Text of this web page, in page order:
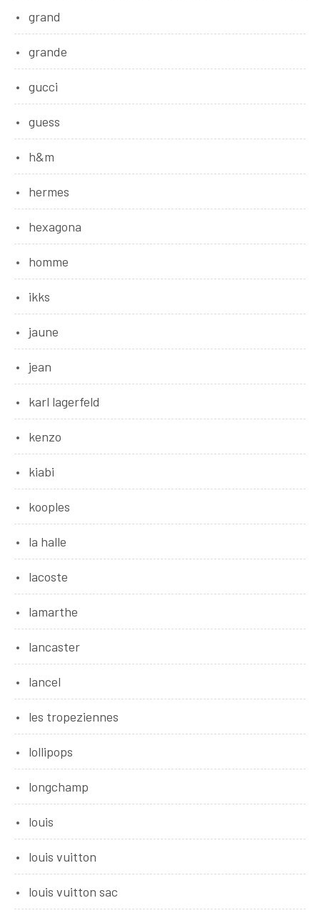
grand
grande
gucci
guess
h&m
hermes
hexagona
homme
ikks
jaune
jean
karl lagerfeld
kenzo
kiabi
kooples
la halle
lacoste
lamarthe
lancaster
lancel
les tropeziennes
lollipops
longchamp
louis
louis vuitton
louis vuitton sac